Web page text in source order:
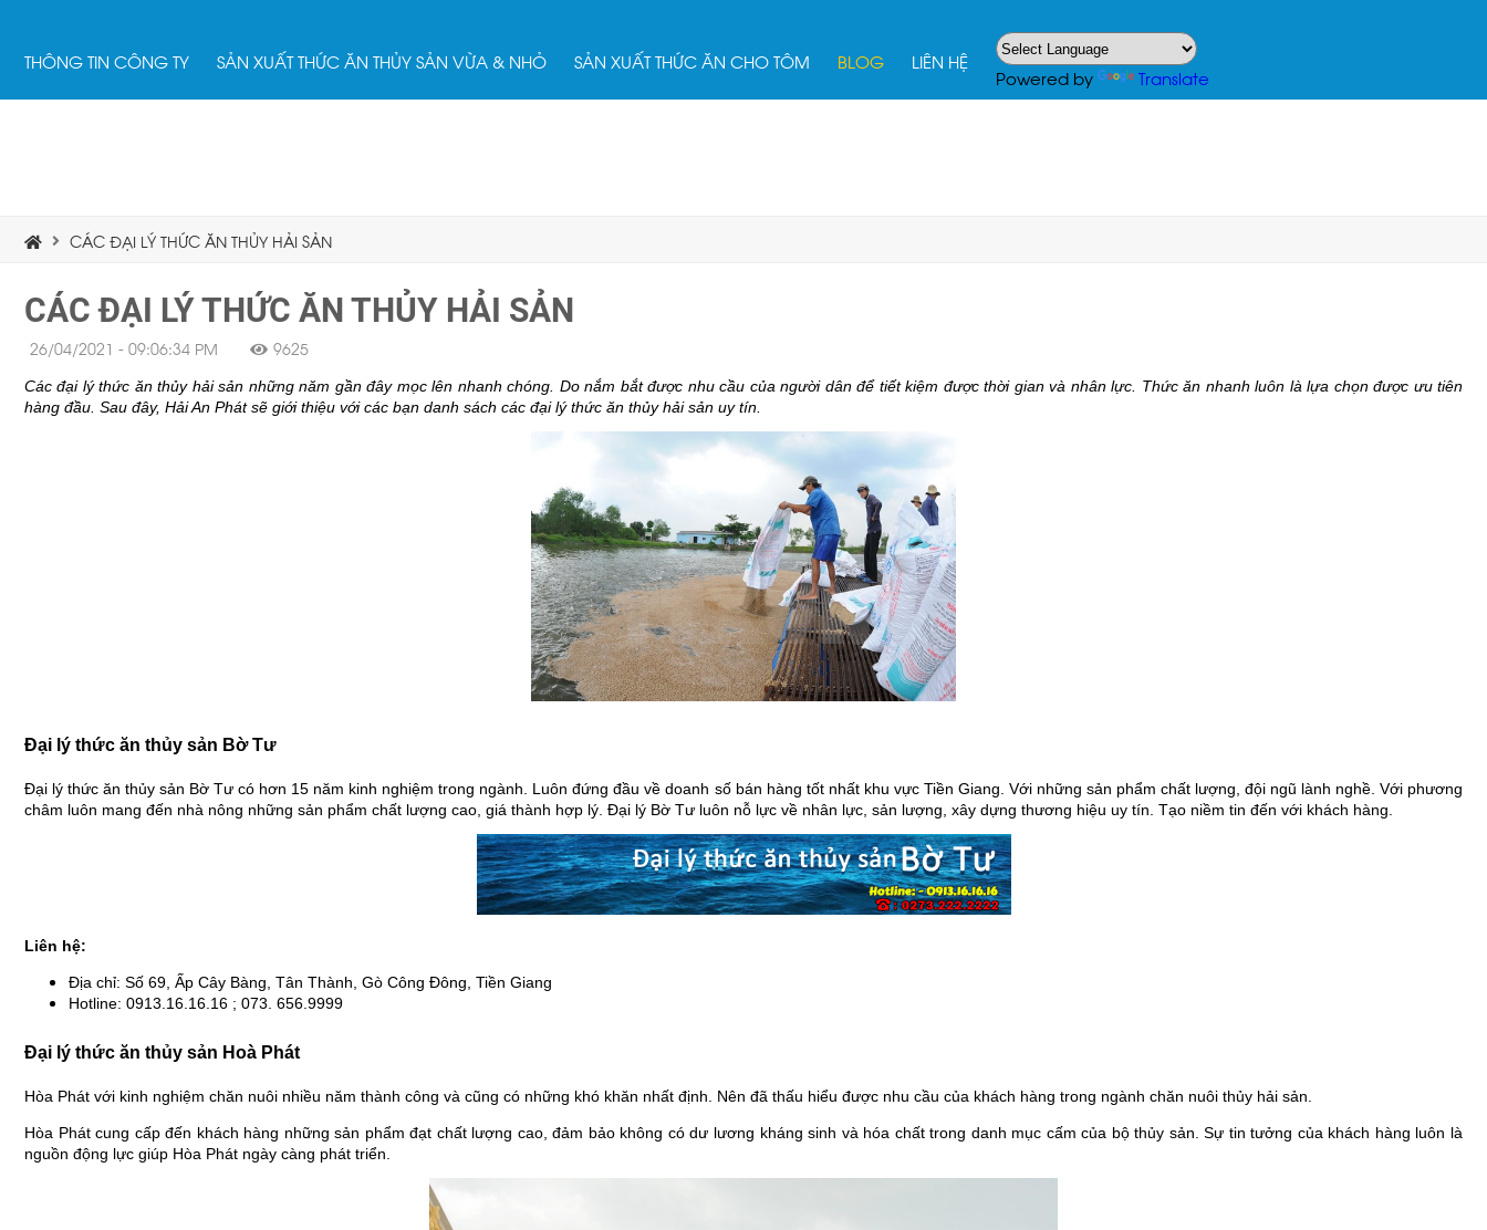
THÔNG TIN CÔNG TY SẢN XUẤT THỨC ĂN THỦY SẢN VỪA & NHỎ SẢN XUẤT THỨC ĂN CHO TÔM BLOG LIÊN HỆ
Powered by Translate
CÁC ĐẠI LÝ THỨC ĂN THỦY HẢI SẢN
CÁC ĐẠI LÝ THỨC ĂN THỦY HẢI SẢN
26/04/2021 - 09:06:34 PM 9625
Các đại lý thức ăn thủy hải sản những năm gần đây mọc lên nhanh chóng. Do nắm bắt được nhu cầu của người dân để tiết kiệm được thời gian và nhân lực. Thức ăn nhanh luôn là lựa chọn được ưu tiên
hàng đầu. Sau đây, Hải An Phát sẽ giới thiệu với các bạn danh sách các đại lý thức ăn thủy hải sản uy tín.
Đại lý thức ăn thủy sản Bờ Tư
Đại lý thức ăn thủy sản Bờ Tư có hơn 15 năm kinh nghiệm trong ngành. Luôn đứng đầu về doanh số bán hàng tốt nhất khu vực Tiền Giang. Với những sản phẩm chất lượng, đội ngũ lành nghề. Với phương
châm luôn mang đến nhà nông những sản phẩm chất lượng cao, giá thành hợp lý. Đại lý Bờ Tư luôn nỗ lực về nhân lực, sản lượng, xây dựng thương hiệu uy tín. Tạo niềm tin đến với khách hàng.
Liên hệ:
Địa chỉ: Số 69, Ấp Cây Bàng, Tân Thành, Gò Công Đông, Tiền Giang
Hotline: 0913.16.16.16 ; 073. 656.9999
Đại lý thức ăn thủy sản Hoà Phát
Hòa Phát với kinh nghiệm chăn nuôi nhiều năm thành công và cũng có những khó khăn nhất định. Nên đã thấu hiểu được nhu cầu của khách hàng trong ngành chăn nuôi thủy hải sản.
Hòa Phát cung cấp đến khách hàng những sản phẩm đạt chất lượng cao, đảm bảo không có dư lương kháng sinh và hóa chất trong danh mục cấm của bộ thủy sản. Sự tin tưởng của khách hàng luôn là
nguồn động lực giúp Hòa Phát ngày càng phát triển.